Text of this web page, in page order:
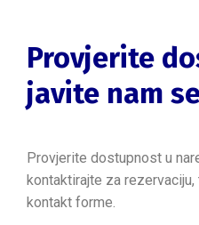
Provjerite
javite nam
Provjerite dostupnost u
kontaktirajte za
kontakt forme.